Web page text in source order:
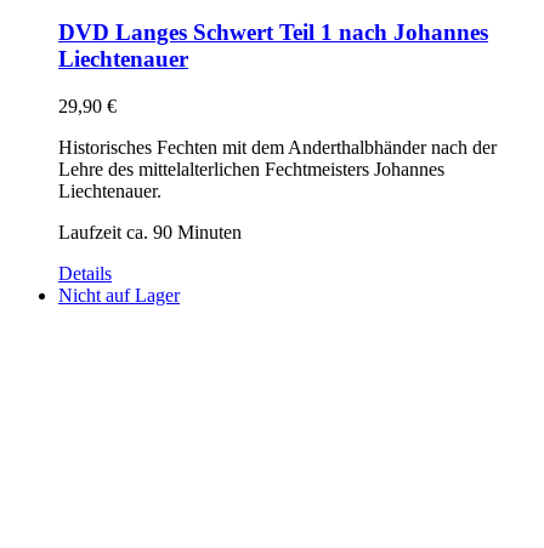
DVD Langes Schwert Teil 1 nach Johannes
Liechtenauer
29,90 €
Historisches Fechten mit dem Anderthalbhänder nach der
Lehre des mittelalterlichen Fechtmeisters Johannes
Liechtenauer.
Laufzeit ca. 90 Minuten
Details
Nicht auf Lager